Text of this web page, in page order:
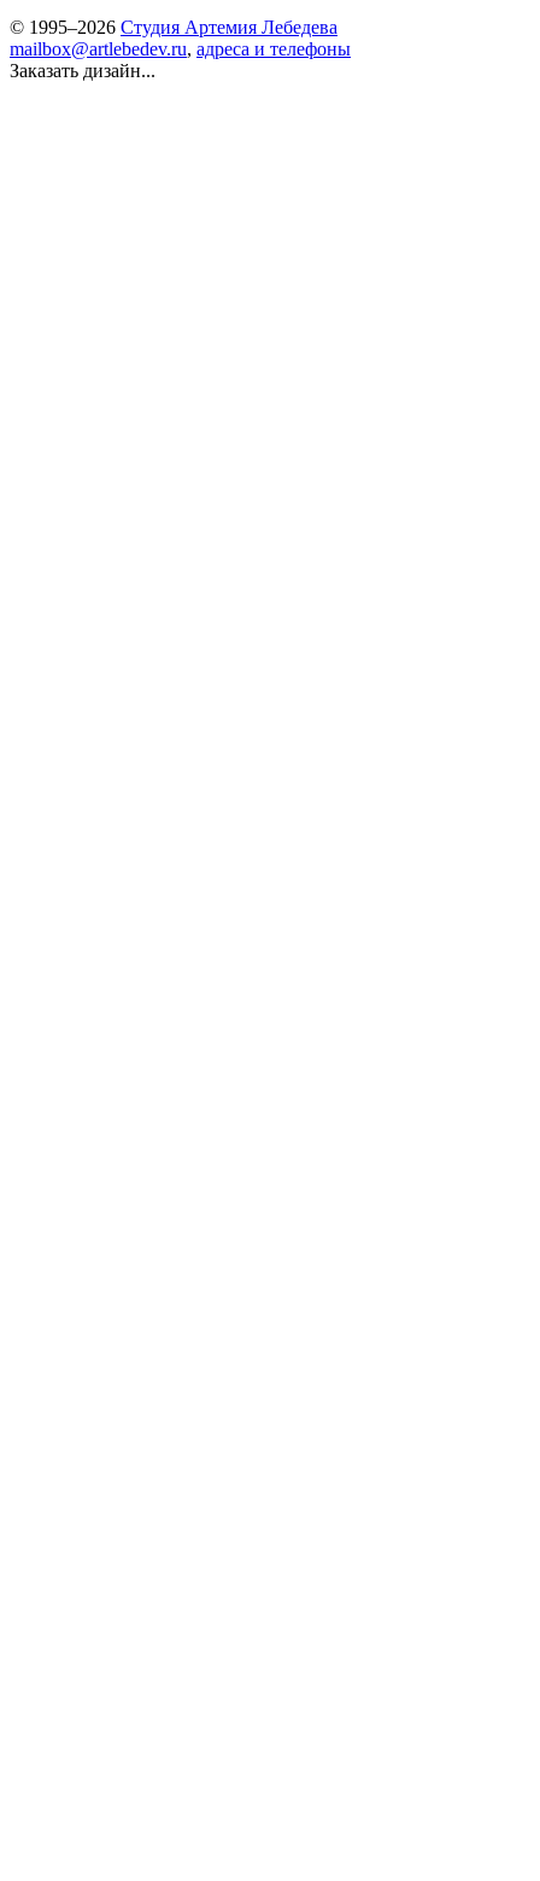
© 1995–2026 Студия Артемия Лебедева
mailbox@artlebedev.ru, адреса и телефоны
Заказать дизайн...